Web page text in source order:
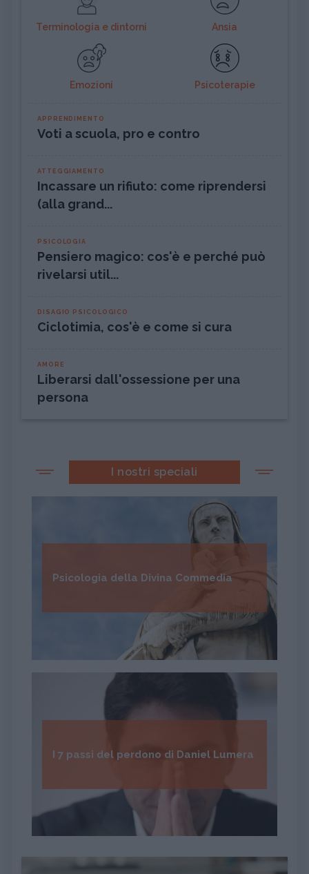
Terminologia e dintorni Ansia
Emozioni Psicoterapie
APPRENDIMENTO
Voti a scuola, pro e contro
ATTEGGIAMENTO
Incassare un rifiuto: come riprendersi
(alla grand...
PSICOLOGIA
Pensiero magico: cos'è e perché può
rivelarsi util...
DISAGIO PSICOLOGICO
Ciclotimia, cos'è e come si cura
AMORE
Liberarsi dall'ossessione per una
persona
I nostri speciali
Psicologia della Divina Commedia
I 7 passi del perdono di Daniel Lumera